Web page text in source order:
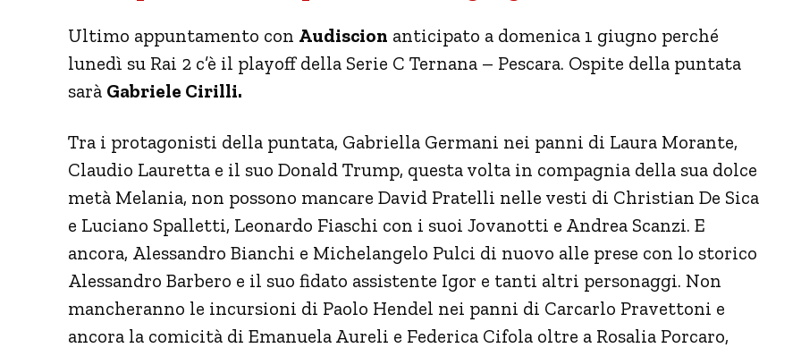
Ultimo appuntamento con Audiscion anticipato a domenica 1 giugno perché
lunedì su Rai 2 c’è il playoff della Serie C Ternana – Pescara. Ospite della puntata
sarà Gabriele Cirilli.
Tra i protagonisti della puntata, Gabriella Germani nei panni di Laura Morante,
Claudio Lauretta e il suo Donald Trump, questa volta in compagnia della sua dolce
metà Melania, non possono mancare David Pratelli nelle vesti di Christian De Sica
e Luciano Spalletti, Leonardo Fiaschi con i suoi Jovanotti e Andrea Scanzi. E
ancora, Alessandro Bianchi e Michelangelo Pulci di nuovo alle prese con lo storico
Alessandro Barbero e il suo fidato assistente Igor e tanti altri personaggi. Non
mancheranno le incursioni di Paolo Hendel nei panni di Carcarlo Pravettoni e
ancora la comicità di Emanuela Aureli e Federica Cifola oltre a Rosalia Porcaro,